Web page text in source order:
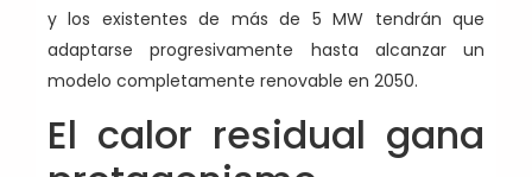
y los existentes de más de 5 MW tendrán que
adaptarse progresivamente hasta alcanzar un
modelo completamente renovable en 2050.
El calor residual gana